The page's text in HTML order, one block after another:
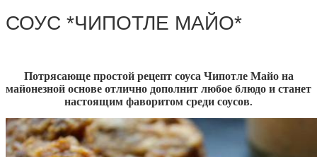
СОУС *ЧИПОТЛЕ МАЙО*
Потрясающе простой рецепт соуса Чипотле Майо на
майонезной основе отлично дополнит любое блюдо и станет
настоящим фаворитом среди соусов.